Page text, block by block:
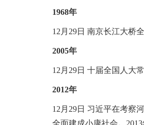
1968年
12月29日 南京长江大桥
2005年
12月29日 十届全国人大
2012年
12月29日 习近平在考察
全面建成小康社会。